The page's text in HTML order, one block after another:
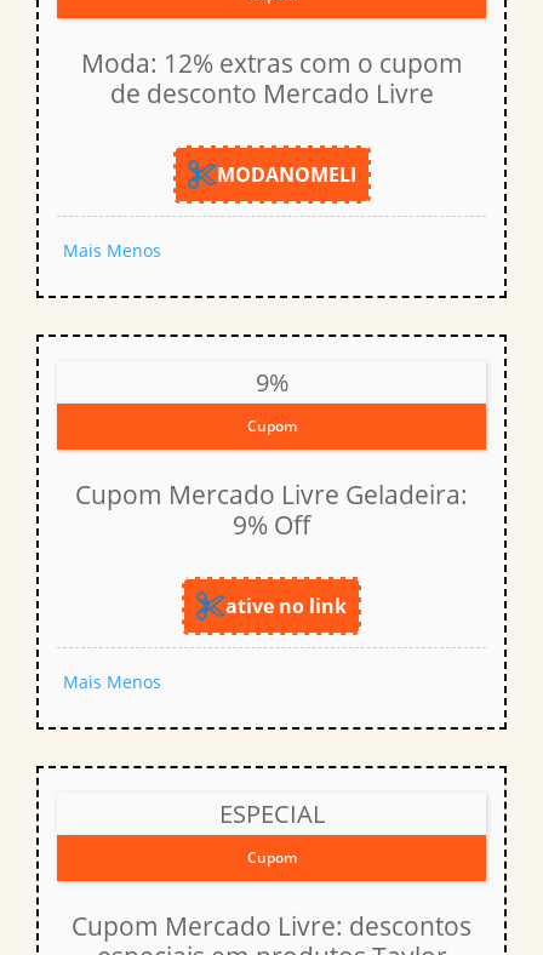
Moda: 12% extras com o cupom
de desconto Mercado Livre
MODANOMELI
Mais Menos
9%
Cupom
Cupom Mercado Livre Geladeira:
9% Off
ative no link
Mais Menos
ESPECIAL
Cupom
Cupom Mercado Livre: descontos